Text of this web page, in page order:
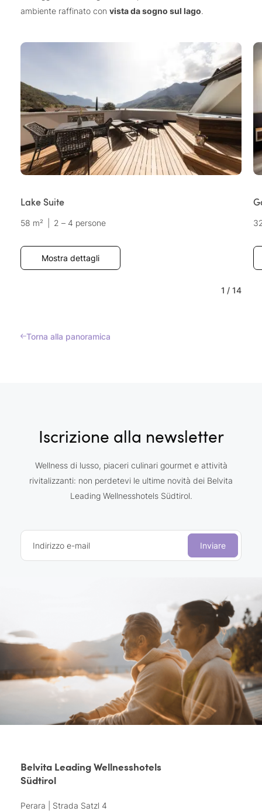
ambiente raffinato con vista da sogno sul lago.
Lake Suite
58 m² 2 – 4 persone
Mostra dettagli
1 / 14
Torna alla panoramica
Iscrizione alla newsletter
Wellness di lusso, piaceri culinari gourmet e attività
rivitalizzanti: non perdetevi le ultime novità dei Belvita
Leading Wellnesshotels Südtirol.
Indirizzo e-mail Inviare
Belvita Leading Wellnesshotels
Südtirol
Perara | Strada Satzl 4